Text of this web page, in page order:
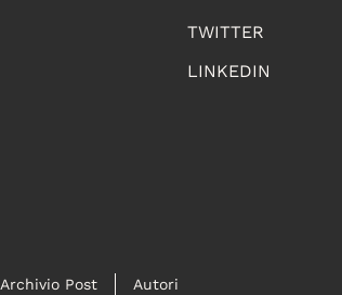
TWITTER
LINKEDIN
Archivio Post Autori